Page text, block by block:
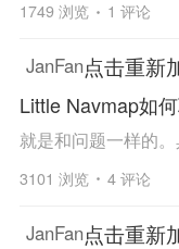
1749 浏览 1 评论
JanFan点击重新
Little Navmap如
就是和问题一样的
3101 浏览 4 评论
JanFan点击重新